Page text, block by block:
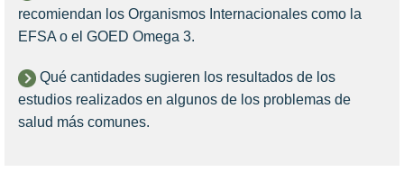
recomiendan los Organismos Internacionales como la
EFSA o el GOED Omega 3.
Qué cantidades sugieren los resultados de los
estudios realizados en algunos de los problemas de
salud más comunes.